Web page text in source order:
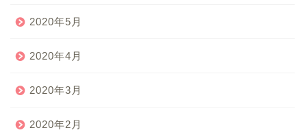
2020年5月
2020年4月
2020年3月
2020年2月